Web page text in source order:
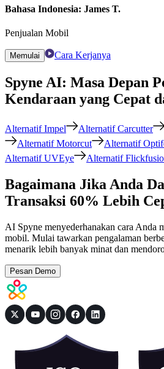
Bahasa Indonesia: James T.
Penjualan Mobil
Memulai Cara Kerjanya
Spyne AI: Masa Depan
Kendaraan yang Cepat
Alternatif Impel Alternatif Carcutter
Alternatif Motorcut
Alternatif
Alternatif UVEye
Alternatif
Bagaimana Jika Anda
Transaksi 60% Lebih
AI Spyne menyederhanakan cara Anda
mobil. Mulai tawarkan pengalaman
menarik lebih banyak minat dan
Pesan Demo